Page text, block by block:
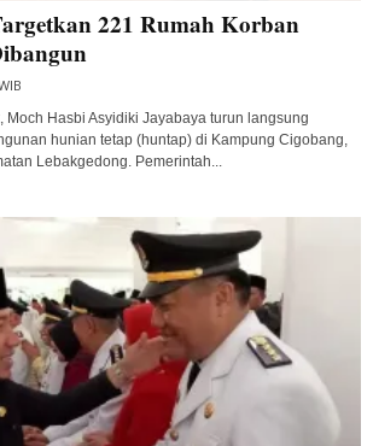
221 Rumah Korban
Hasbi Asyidiki Jayabaya turun langsung
hunian tetap (huntap) di Kampung Cigobang,
Lebakgedong. Pemerintah...